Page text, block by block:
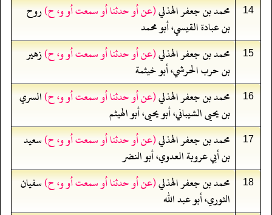
14 محمد بن جعفر الهذلي(عن أو حدثنا أو سمعت أو و، ح)روح
بن عبادة القيسي، أبو محمد
15 محمد بن جعفر الهذلي(عن أو حدثنا أو سمعت أو و، ح)زهير
بن حرب الحرشي، أبو خيثمة
16 محمد بن جعفر الهذلي(عن أو حدثنا أو سمعت أو و، ح)السري
بن يحيى الشيباني، أبو يحيى، أبو الهيثم
17 محمد بن جعفر الهذلي(عن أو حدثنا أو سمعت أو و، ح)سعيد
بن أبي عروبة العدوي، أبو النضر
18 محمد بن جعفر الهذلي(عن أو حدثنا أو سمعت أو و، ح)سفيان
الثوري، أبو عبد الله